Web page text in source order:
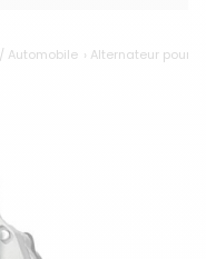
Automobile Alternateur pour